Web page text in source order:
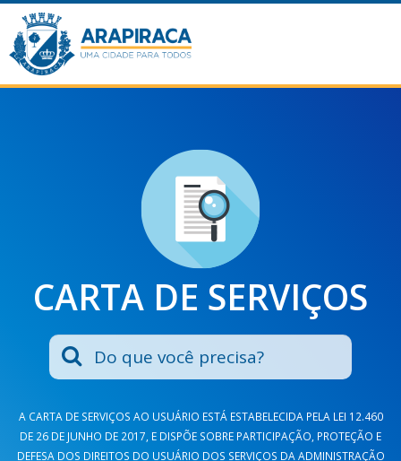
CARTA DE SERVIÇOS
A CARTA DE SERVIÇOS AO USUÁRIO ESTÁ ESTABELECIDA PELA LEI 12.460
DE 26 DE JUNHO DE 2017, E DISPÕE SOBRE PARTICIPAÇÃO, PROTEÇÃO E
DEFESA DOS DIREITOS DO USUÁRIO DOS SERVIÇOS DA ADMINISTRAÇÃO